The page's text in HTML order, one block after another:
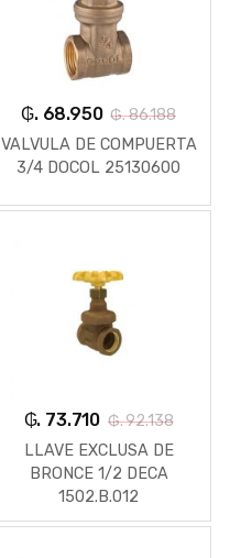
₲. 68.950 ₲. 86.188
VALVULA DE COMPUERTA
3/4 DOCOL 25130600
₲. 73.710 ₲. 92.138
LLAVE EXCLUSA DE
BRONCE 1/2 DECA
1502.B.012